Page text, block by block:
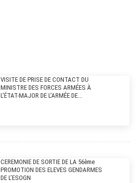
VISITE DE PRISE DE CONTACT DU
MINISTRE DES FORCES ARMÉES À
L'ÉTAT-MAJOR DE L'ARMÉE DE...
CEREMONIE DE SORTIE DE LA 56ème
PROMOTION DES ELEVES GENDARMES
DE L’ESOGN